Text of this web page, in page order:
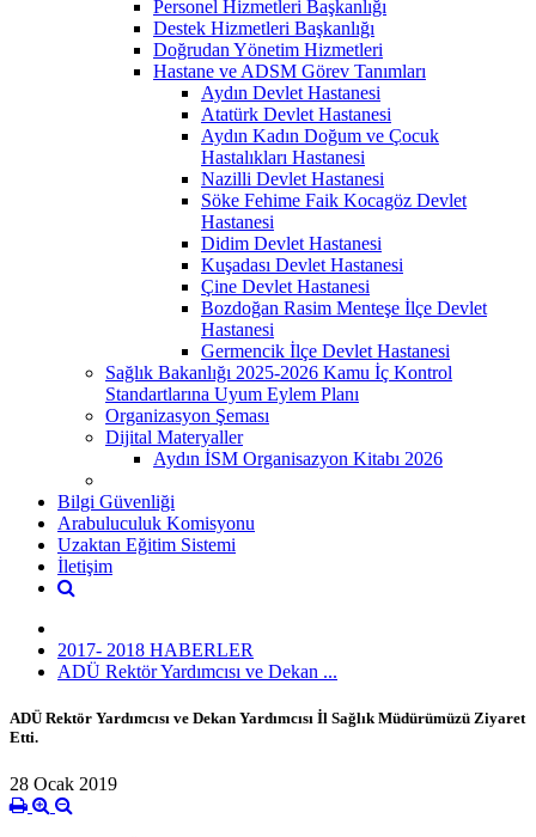
Personel Hizmetleri Başkanlığı
Destek Hizmetleri Başkanlığı
Doğrudan Yönetim Hizmetleri
Hastane ve ADSM Görev Tanımları
Aydın Devlet Hastanesi
Atatürk Devlet Hastanesi
Aydın Kadın Doğum ve Çocuk
Hastalıkları Hastanesi
Nazilli Devlet Hastanesi
Söke Fehime Faik Kocagöz Devlet
Hastanesi
Didim Devlet Hastanesi
Kuşadası Devlet Hastanesi
Çine Devlet Hastanesi
Bozdoğan Rasim Menteşe İlçe Devlet
Hastanesi
Germencik İlçe Devlet Hastanesi
Sağlık Bakanlığı 2025-2026 Kamu İç Kontrol
Standartlarına Uyum Eylem Planı
Organizasyon Şeması
Dijital Materyaller
Aydın İSM Organisazyon Kitabı 2026
Bilgi Güvenliği
Arabuluculuk Komisyonu
Uzaktan Eğitim Sistemi
İletişim
2017- 2018 HABERLER
ADÜ Rektör Yardımcısı ve Dekan ...
ADÜ Rektör Yardımcısı ve Dekan Yardımcısı İl Sağlık Müdürümüzü Ziyaret
Etti.
28 Ocak 2019